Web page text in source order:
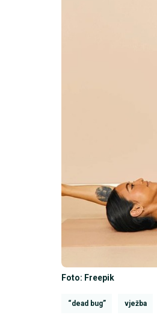
Foto: Freepik
“dead bug” vježba